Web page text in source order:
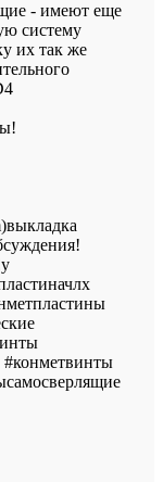
- имеют еще
систему
их так же
#конметвинты